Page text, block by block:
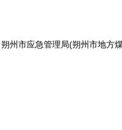
朔州市应急管理局(朔州市地